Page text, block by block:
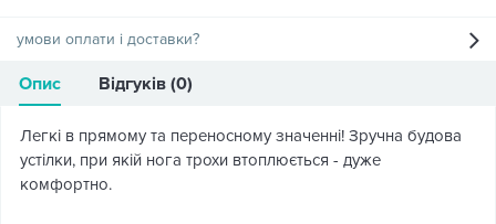
умови оплати і доставки?
Опис Відгуків (0)
Легкі в прямому та переносному значенні! Зручна будова
устілки, при якій нога трохи втоплюється - дуже
комфортно.